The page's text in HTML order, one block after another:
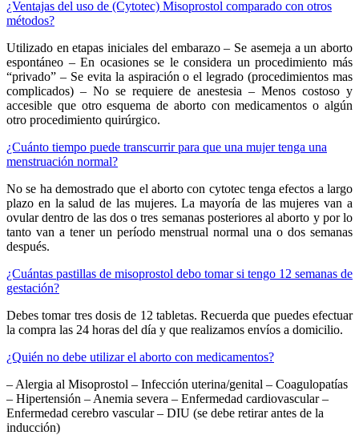
¿Ventajas del uso de (Cytotec) Misoprostol comparado con otros
métodos?
Utilizado en etapas iniciales del embarazo – Se asemeja a un aborto
espontáneo – En ocasiones se le considera un procedimiento más
“privado” – Se evita la aspiración o el legrado (procedimientos mas
complicados) – No se requiere de anestesia – Menos costoso y
accesible que otro esquema de aborto con medicamentos o algún
otro procedimiento quirúrgico.
¿Cuánto tiempo puede transcurrir para que una mujer tenga una
menstruación normal?
No se ha demostrado que el aborto con cytotec tenga efectos a largo
plazo en la salud de las mujeres. La mayoría de las mujeres van a
ovular dentro de las dos o tres semanas posteriores al aborto y por lo
tanto van a tener un período menstrual normal una o dos semanas
después.
¿Cuántas pastillas de misoprostol debo tomar si tengo 12 semanas de
gestación?
Debes tomar tres dosis de 12 tabletas. Recuerda que puedes efectuar
la compra las 24 horas del día y que realizamos envíos a domicilio.
¿Quién no debe utilizar el aborto con medicamentos?
– Alergia al Misoprostol – Infección uterina/genital – Coagulopatías
– Hipertensión – Anemia severa – Enfermedad cardiovascular –
Enfermedad cerebro vascular – DIU (se debe retirar antes de la
inducción)